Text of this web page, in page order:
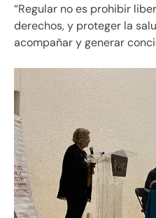
“Regular no es prohibir
derechos, y proteger la
acompañar y generar